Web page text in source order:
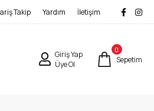
Takip Yardım İletişim
Giriş Yap
Üye Ol
0
Sepetim